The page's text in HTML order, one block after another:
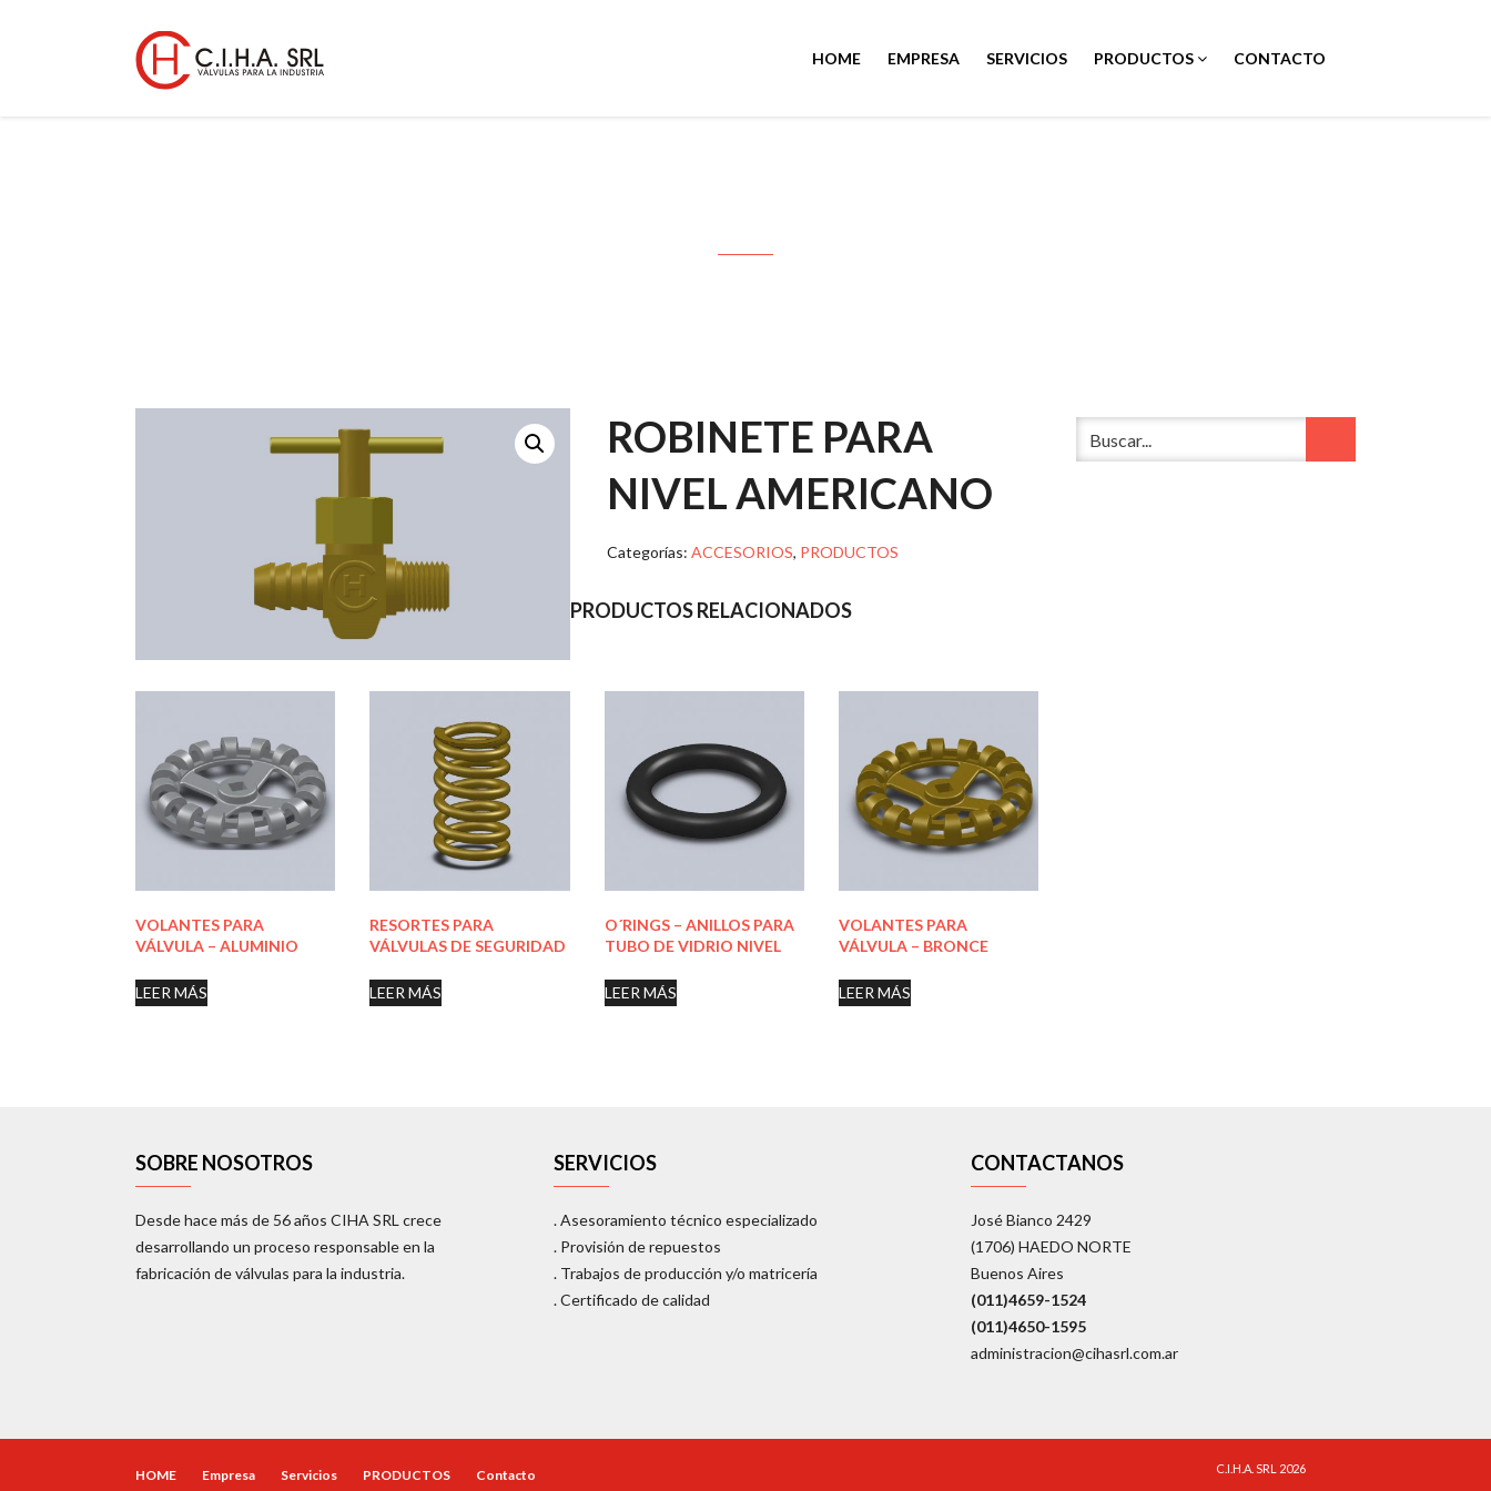
HOME EMPRESA SERVICIOS PRODUCTOS CONTACTO
ROBINETE PARA
NIVEL AMERICANO
Categorías:ACCESORIOS, PRODUCTOS
PRODUCTOS RELACIONADOS
VOLANTES PARA
VÁLVULA – ALUMINIO
LEER MÁS
RESORTES PARA
VÁLVULAS DE SEGURIDAD
LEER MÁS
O´RINGS – ANILLOS PARA
TUBO DE VIDRIO NIVEL
LEER MÁS
VOLANTES PARA
VÁLVULA – BRONCE
LEER MÁS
SOBRE NOSOTROS
Desde hace más de 56 años CIHA SRL crece
desarrollando un proceso responsable en la
fabricación de válvulas para la industria.
SERVICIOS
. Asesoramiento técnico especializado
. Provisión de repuestos
. Trabajos de producción y/o matricería
. Certificado de calidad
CONTACTANOS
José Bianco 2429
(1706) HAEDO NORTE
Buenos Aires
(011)4659-1524
(011)4650-1595
administracion@cihasrl.com.ar
HOME Empresa Servicios PRODUCTOS Contacto C.I.H.A. SRL 2026